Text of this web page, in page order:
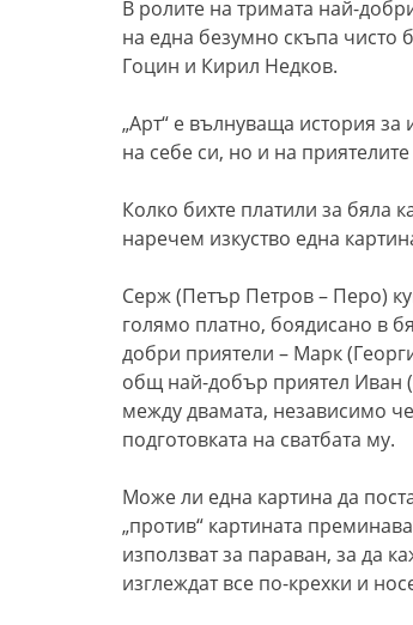
В ролите на тримата най-
на една безумно скъпа чисто
Гоцин и Кирил Недков.
„Арт“ е вълнуваща история за
на себе си, но и на
Колко бихте платили за бяла
наречем изкуство една
Серж (Петър Петров – Перо)
голямо платно, боядисано в
добри приятели – Марк
общ най-добър приятел Иван
между двамата, независимо
подготовката на сватбата му.
Може ли една картина да
„против“ картината
използват за параван, за да
изглеждат все по-крехки и